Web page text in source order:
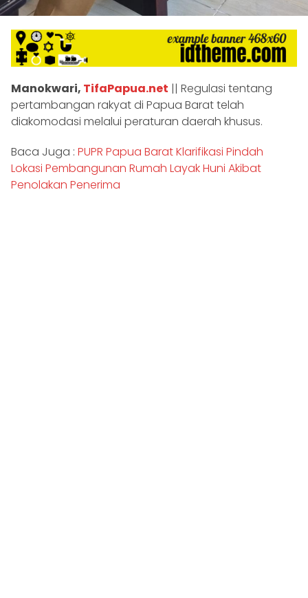
Manokwari, TifaPapua.net || Regulasi tentang
pertambangan rakyat di Papua Barat telah
diakomodasi melalui peraturan daerah khusus.
Baca Juga : PUPR Papua Barat Klarifikasi Pindah
Lokasi Pembangunan Rumah Layak Huni Akibat
Penolakan Penerima